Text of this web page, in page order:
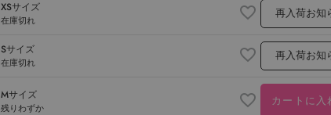
XSサイズ
在庫切れ 再入荷お知
Sサイズ
在庫切れ 再入荷お知
Mサイズ
残りわずか カートに入